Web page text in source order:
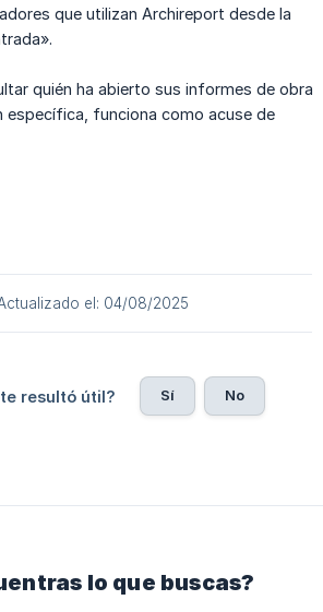
que utilizan Archireport desde la
quién ha abierto sus informes de obra
específica, funciona como acuse de
el: 04/08/2025
resultó útil? Sí No
lo que buscas?